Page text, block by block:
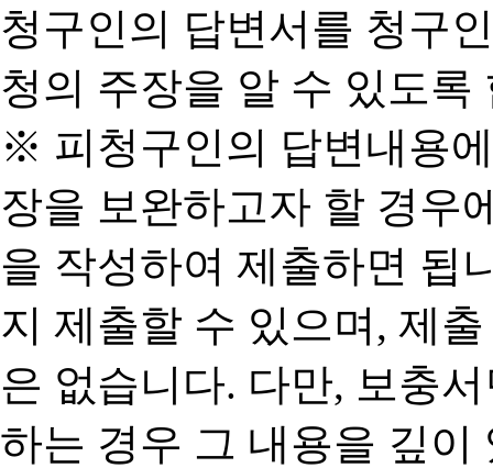
청구인의 답변서를 청구
청의 주장을 알 수 있도록
※ 피청구인의 답변내용
장을 보완하고자 할 경우
을 작성하여 제출하면 됩
지 제출할 수 있으며, 제
은 없습니다. 다만, 보충
하는 경우 그 내용을 깊이